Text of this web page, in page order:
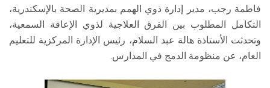
فاطمة رجب، مدير إدارة ذوي الهمم بمديرية الصحة بالإسكندرية،
التكامل المطلوب بين الفرق العلاجية لذوي الإعاقة السمعية،
وتحدثت الأستاذة هالة عبد السلام، رئيس الإدارة المركزية للتعليم
العام، عن منظومة الدمج في المدارس.